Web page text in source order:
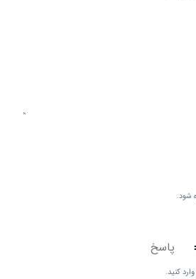
شود.
کنید.